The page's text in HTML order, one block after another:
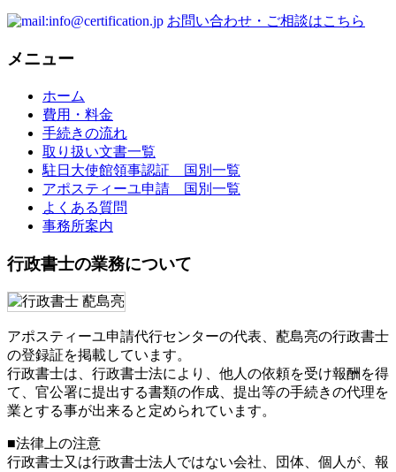
お問い合わせ・ご相談はこちら
メニュー
ホーム
費用・料金
手続きの流れ
取り扱い文書一覧
駐日大使館領事認証 国別一覧
アポスティーユ申請 国別一覧
よくある質問
事務所案内
行政書士の業務について
アポスティーユ申請代行センターの代表、蓜島亮の行政書士
の登録証を掲載しています。
行政書士は、行政書士法により、他人の依頼を受け報酬を得
て、官公署に提出する書類の作成、提出等の手続きの代理を
業とする事が出来ると定められています。
■法律上の注意
行政書士又は行政書士法人ではない会社、団体、個人が、報